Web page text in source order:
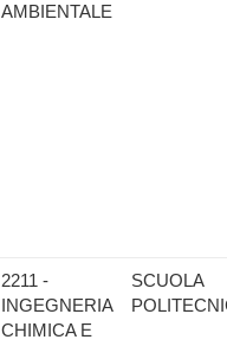
AMBIENTALE
2211 -
INGEGNERIA
CHIMICA E
SCUOLA